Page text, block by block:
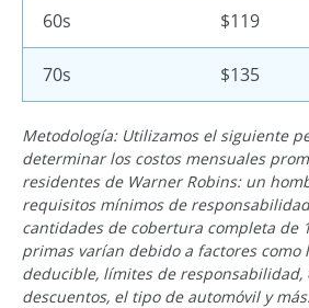
60s $119
70s $135
Metodología: Utilizamos el siguiente
determinar los costos mensuales
residentes de Warner Robins: un
requisitos mínimos de
cantidades de cobertura completa de
primas varían debido a factores como
deducible, límites de
descuentos, el tipo de automóvil y más.